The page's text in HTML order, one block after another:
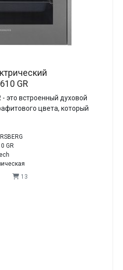
GR
- это встроенный духовой
цвета, который
GR
13